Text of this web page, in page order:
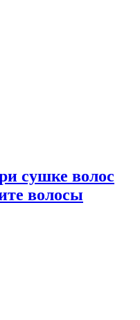
сушке волос
волосы